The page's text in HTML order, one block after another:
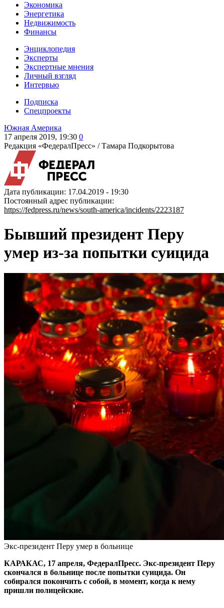
Экономика
Энергетика
Недвижимость
Финансы
Энциклопедия
Эксперты
Экспертные мнения
Личный взгляд
Интервью
Подписка
Спецпроекты
Южная Америка
17 апреля 2019, 19:30 0
Редакция «ФедералПресс» /Тамара Подкорытова
Дата публикации: 17.04.2019 - 19:30
Постоянный адрес публикации:
https://fedpress.ru/news/south-america/incidents/2223187
Бывший президент Перу
умер из-за попытки суицида
Экс-президент Перу умер в больнице
КАРАКАС, 17 апреля, ФедералПресс. Экс-президент Перу
скончался в больнице после попытки суицида. Он
собирался покончить с собой, в момент, когда к нему
пришли полицейские.